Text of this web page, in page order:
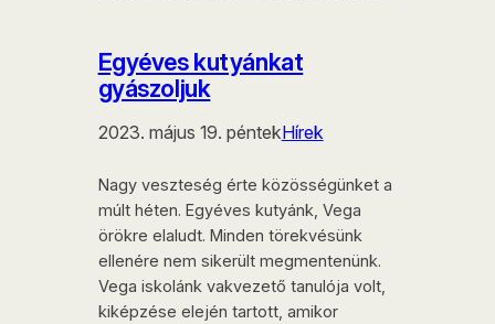
Egyéves kutyánkat
gyászoljuk
2023. május 19. péntekHírek
Nagy veszteség érte közösségünket a
múlt héten. Egyéves kutyánk, Vega
örökre elaludt. Minden törekvésünk
ellenére nem sikerült megmentenünk.
Vega iskolánk vakvezető tanulója volt,
kiképzése elején tartott, amikor